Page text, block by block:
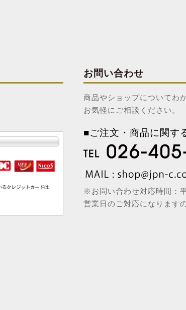
お問い合わせ
商品やショップについてわ
お気軽にご相談ください。
■ご注文・商品に関す
※お問い合わせ対応時間：
営業日のご対応になります